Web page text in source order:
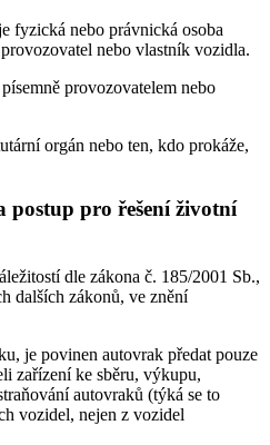
fyzická nebo právnická osoba
nebo vlastník vozidla.
provozovatelem nebo
orgán nebo ten, kdo prokáže,
postup pro řešení životní
dle zákona č. 185/2001 Sb.,
dalších zákonů, ve znění
je povinen autovrak předat pouze
zařízení ke sběru, výkupu,
autovraků (týká se to
vozidel, nejen z vozidel